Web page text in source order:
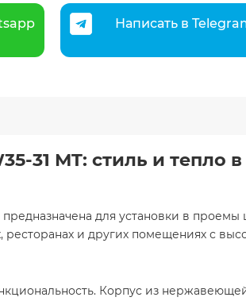
Написать в
31 MT: стиль и тепло
для установки в
ресторанах и других помещениях с
Корпус из